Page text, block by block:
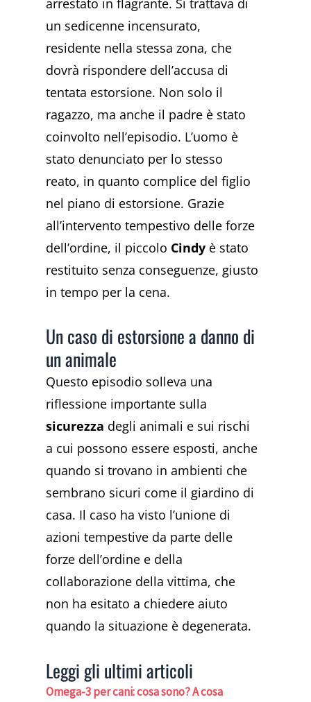
un sedicenne incensurato,
residente nella stessa zona, che
dovrà rispondere dell’accusa di
tentata estorsione. Non solo il
ragazzo, ma anche il padre è stato
coinvolto nell’episodio. L’uomo è
stato denunciato per lo stesso
reato, in quanto complice del figlio
nel piano di estorsione. Grazie
all’intervento tempestivo delle forze
dell’ordine, il piccolo Cindy è stato
restituito senza conseguenze, giusto
in tempo per la cena.
Un caso di estorsione a danno di
un animale
Questo episodio solleva una
riflessione importante sulla
sicurezza degli animali e sui rischi
a cui possono essere esposti, anche
quando si trovano in ambienti che
sembrano sicuri come il giardino di
casa. Il caso ha visto l’unione di
azioni tempestive da parte delle
forze dell’ordine e della
collaborazione della vittima, che
non ha esitato a chiedere aiuto
quando la situazione è degenerata.
Leggi gli ultimi articoli
Omega-3 per cani: cosa sono? A cosa